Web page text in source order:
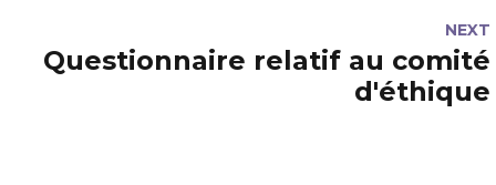
NEXT
Questionnaire relatif au comité
d'éthique